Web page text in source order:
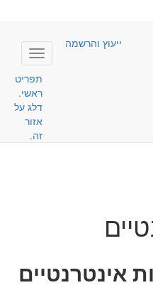
ייעוץ והרשמה
Toggle
תפריט
ראשי.
דלג על
אזור
זה.
אינטרנטיים